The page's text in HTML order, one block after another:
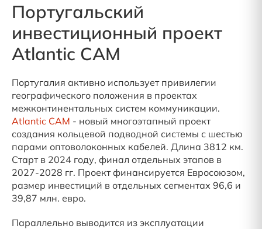
Португальский
инвестиционный проект
Atlantic CAM
Португалия активно использует привилегии
географического положения в проектах
межконтинентальных систем коммуникации.
Atlantic CAM - новый многоэтапный проект
создания кольцевой подводной системы с шестью
парами оптоволоконных кабелей. Длина 3812 км.
Старт в 2024 году, финал отдельных этапов в
2027-2028 гг. Проект финансируется Евросоюзом,
размер инвестиций в отдельных сегментах 96,6 и
39,87 млн. евро.
Параллельно выводится из эксплуатации